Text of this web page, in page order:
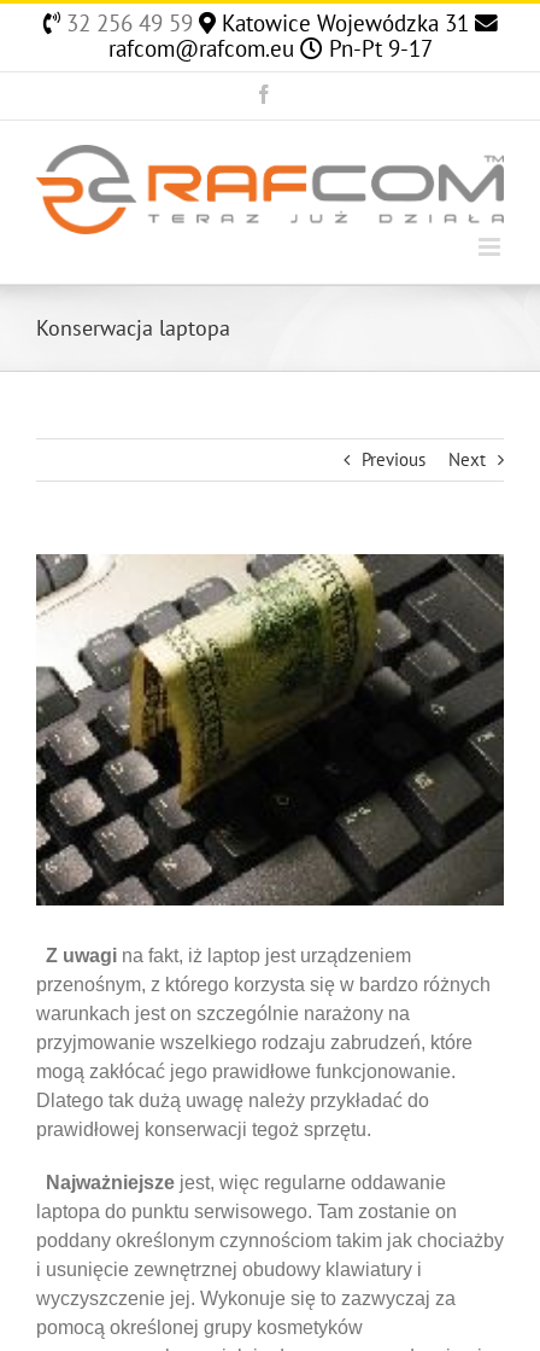
Skip
32 256 49 59
Katowice Wojewódzka 31
rafcom@rafcom.eu
Pn-Pt 9-17
Konserwacja laptopa
Previous Next
Z uwagi na fakt, iż laptop jest urządzeniem
przenośnym, z którego korzysta się w bardzo różnych
warunkach jest on szczególnie narażony na
przyjmowanie wszelkiego rodzaju zabrudzeń, które
mogą zakłócać jego prawidłowe funkcjonowanie.
Dlatego tak dużą uwagę należy przykładać do
prawidłowej konserwacji tegoż sprzętu.
Najważniejsze jest, więc regularne oddawanie
laptopa do punktu serwisowego. Tam zostanie on
poddany określonym czynnościom takim jak chociażby
i usunięcie zewnętrznej obudowy klawiatury i
wyczyszczenie jej. Wykonuje się to zazwyczaj za
pomocą określonej grupy kosmetyków